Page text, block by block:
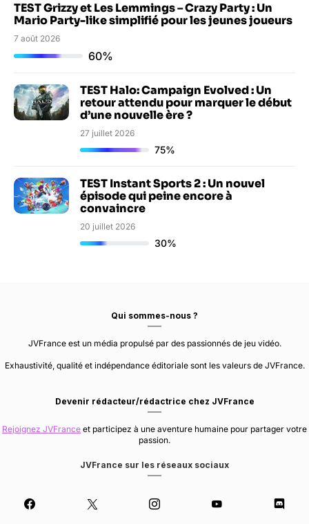
TEST Grizzy et Les Lemmings – Crazy Party : Un
Mario Party-like simplifié pour les jeunes joueurs
7 août 2026
60%
TEST Halo: Campaign Evolved : Un
retour attendu pour marquer le début
d’une nouvelle ère ?
27 juillet 2026
75%
TEST Instant Sports 2 : Un nouvel
épisode qui peine encore à
convaincre
20 juillet 2026
30%
Qui sommes-nous ?
JVFrance est un média propulsé par des passionnés de jeu vidéo.
Exhaustivité, qualité et indépendance éditoriale sont les valeurs de JVFrance.
Devenir rédacteur/rédactrice chez JVFrance
Rejoignez JVFrance et participez à une aventure humaine pour partager votre
passion.
JVFrance sur les réseaux sociaux